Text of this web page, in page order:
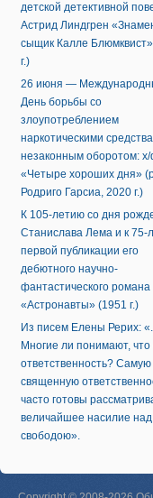
детской детективной
Астрид Линдгрен
сыщик Калле
г.)
26 июня —
День борьбы со
злоупотреблением
наркотическими
незаконным оборотом:
«Четыре хороших дня»
Родриго Гарсиа, 2020 г.)
К 105-летию со дня
Станислава Лема и к 75-
первой публикации его
дебютного научно-
фантастического романа
«Астронавты» (1951 г.)
Из писем Елены Рерих:
Многие ли понимают, что
ответственность? Самую
священную
часто готовы
величайшее насилие над
свободою».